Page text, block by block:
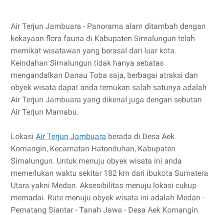
Air Terjun Jambuara - Panorama alam ditambah dengan
kekayaan flora fauna di Kabupaten Simalungun telah
memikat wisatawan yang berasal dari luar kota.
Keindahan Simalungun tidak hanya sebatas
mengandalkan Danau Toba saja, berbagai atraksi dan
obyek wisata dapat anda temukan salah satunya adalah
Air Terjun Jambuara yang dikenal juga dengan sebutan
Air Terjun Mamabu.
Lokasi Air Terjun Jambuara berada di Desa Aek
Komangin, Kecamatan Hatonduhan, Kabupaten
Simalungun. Untuk menuju obyek wisata ini anda
memerlukan waktu sekitar 182 km dari ibukota Sumatera
Utara yakni Medan. Aksesibilitas menuju lokasi cukup
memadai. Rute menuju obyek wisata ini adalah Medan -
Pematang Siantar - Tanah Jawa - Desa Aek Komangin.